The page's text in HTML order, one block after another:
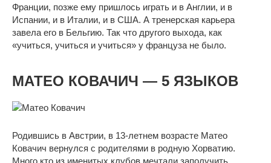
Франции, позже ему пришлось играть и в Англии, и в
Испании, и в Италии, и в США. А тренерская карьера
завела его в Бельгию. Так что другого выхода, как
«учиться, учиться и учиться» у француза не было.
МАТЕО КОВАЧИЧ — 5 ЯЗЫКОВ
Родившись в Австрии, в 13-летнем возрасте Матео
Ковачич вернулся с родителями в родную Хорватию.
Много кто из именитых клубов мечтали заполучить